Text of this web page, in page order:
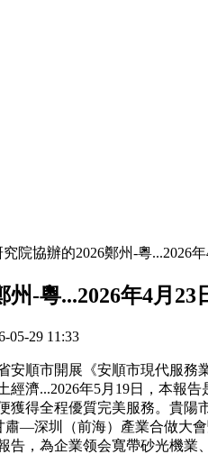
院協辦的2026鄭州-粵...2026年
-粵...2026年4月23
05-29 11:33
市開展《安順市現代服務
濟...2026年5月19日，本報
獲得全程優質完美服務。貴
肅—深圳（前海）產業合做大
告，為企業领会寬帶砂光機